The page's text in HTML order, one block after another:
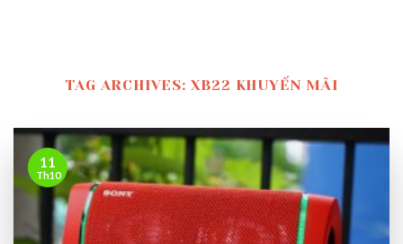
TAG ARCHIVES: XB22 KHUYẾN MÃI
11
Th10